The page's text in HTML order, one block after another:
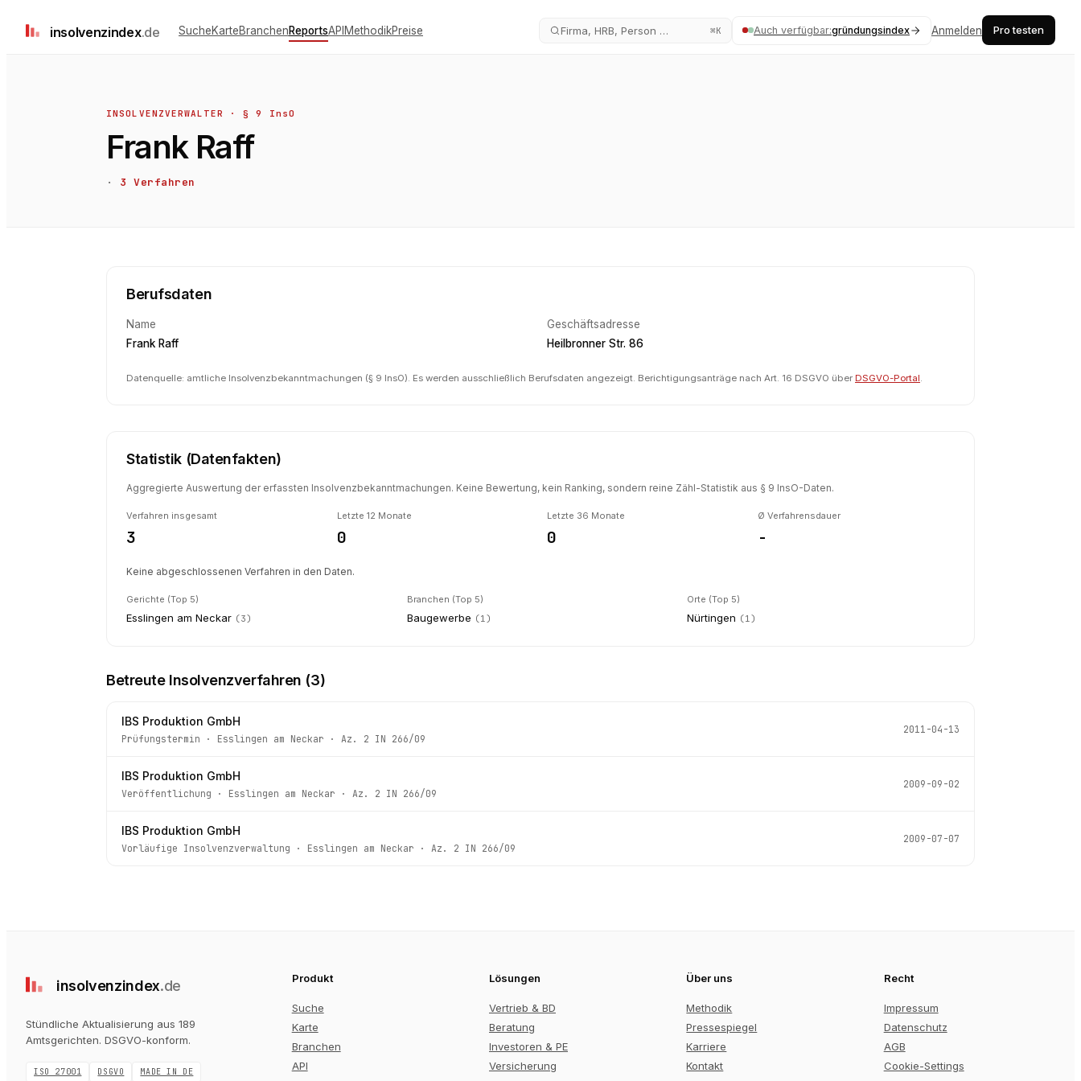
insolvenzindex.de SucheKarteBranchenReportsAPIMethodikPreise Firma, HRB, Person … ⌘K Auch verfügbar:gründungsindex Anmelden Pro testen
INSOLVENZVERWALTER · § 9 InsO
Frank Raff
· 3 Verfahren
Berufsdaten
Name
Frank Raff
Geschäftsadresse
Heilbronner Str. 86
Datenquelle: amtliche Insolvenzbekanntmachungen (§ 9 InsO). Es werden ausschließlich Berufsdaten angezeigt. Berichtigungsanträge nach Art. 16 DSGVO über DSGVO-Portal.
Statistik (Datenfakten)
Aggregierte Auswertung der erfassten Insolvenzbekanntmachungen. Keine Bewertung, kein Ranking, sondern reine Zähl-Statistik aus § 9 InsO-Daten.
Verfahren insgesamt
3
Letzte 12 Monate
0
Letzte 36 Monate
0
Ø Verfahrensdauer
-
Keine abgeschlossenen Verfahren in den Daten.
Gerichte (Top 5)
Esslingen am Neckar (3)
Branchen (Top 5)
Baugewerbe (1)
Orte (Top 5)
Nürtingen (1)
Betreute Insolvenzverfahren (3)
IBS Produktion GmbH
Prüfungstermin · Esslingen am Neckar · Az. 2 IN 266/09
2011-04-13
IBS Produktion GmbH
Veröffentlichung · Esslingen am Neckar · Az. 2 IN 266/09
2009-09-02
IBS Produktion GmbH
Vorläufige Insolvenzverwaltung · Esslingen am Neckar · Az. 2 IN 266/09
2009-07-07
insolvenzindex.de
Stündliche Aktualisierung aus 189
Amtsgerichten. DSGVO-konform.
ISO 27001 DSGVO MADE IN DE
Produkt
Suche
Karte
Branchen
API
Lösungen
Vertrieb & BD
Beratung
Investoren & PE
Versicherung
Über uns
Methodik
Pressespiegel
Karriere
Kontakt
Recht
Impressum
Datenschutz
AGB
Cookie-Settings